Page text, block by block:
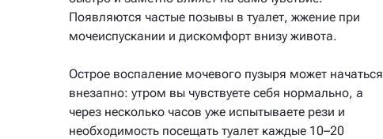
Появляются частые позывы в туалет, жжение при
мочеиспускании и дискомфорт внизу живота.
Острое воспаление мочевого пузыря может начаться
внезапно: утром вы чувствуете себя нормально, а
через несколько часов уже испытываете рези и
необходимость посещать туалет каждые 10–20